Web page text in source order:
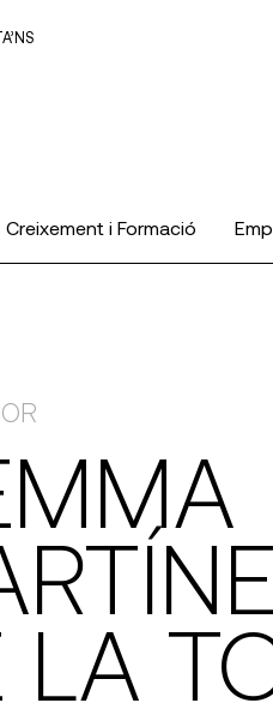
Creixement i Formació
LA